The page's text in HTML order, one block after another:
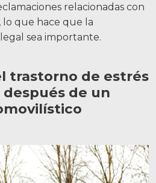
Noticias
Videos
relacionadas con
lo que hace que la
sea importante.
trastorno de estrés
de un